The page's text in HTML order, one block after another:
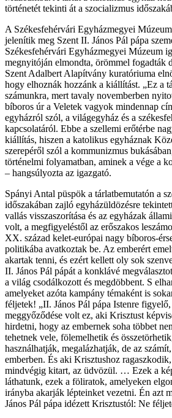
történetét tekinti át a szocializmus
A Székesfehérvári Egyházmegyei
jelenítik meg Szent II. János Pál pápa
Székesfehérvári Egyházmegyei Múzeum
megnyitóján elmondta, örömmel fogadták
Szent Adalbert Alapítvány kuratóriuma
hogy elhoznák hozzánk a kiállítást. „Ez a
számunkra, mert tavaly novemberben
bíboros úr a Veletek vagyok mindennap
egyházról szól, a világegyház és a
kapcsolatáról. Ebbe a szellemi erőtérbe
kiállítás, hiszen a katolikus egyháznak
szerepéről szól a kommunizmus
történelmi folyamatban, aminek a vége a
– hangsúlyozta az igazgató.
Spányi Antal püspök a tárlatbemutatón a
időszakában zajló egyházüldözésre
vallás visszaszorítása és az egyházak
volt, a megfigyeléstől az erőszakos
XX. század kelet-európai nagy bíboros-
politikába avatkoztak be. Az emberért
akartak tenni, és ezért kellett oly sok
II. János Pál pápát a konklávé
a világ csodálkozott és megdöbbent. S
amelyeket azóta kampány témaként is
féljetek! „II. János Pál pápa Istenre figyelő,
meggyőződése volt ez, aki Krisztust
hirdetni, hogy az embernek soha többet
tehetnek vele, fölemelhetik és
használhatják, megalázhatják, de az
emberben. És aki Krisztushoz
mindvégig kitart, az üdvözül. … Ezek a
láthatunk, ezek a föliratok, amelyeken
irányba akarják lépteinket vezetni. Én azt
János Pál pápa idézett Krisztustól: Ne